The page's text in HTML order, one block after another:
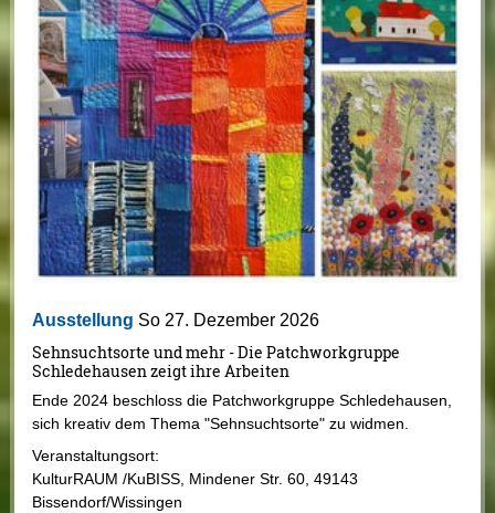
Ausstellung So 27. Dezember 2026
Veranstaltungsort:
KulturRAUM /KuBISS, Mindener Str. 60, 49143
Bissendorf/Wissingen
Sehnsuchtsorte und mehr - Die Patchworkgruppe
Schledehausen zeigt ihre Arbeiten
Ende 2024 beschloss die Patchworkgruppe Schledehausen,
sich kreativ dem Thema "Sehnsuchtsorte" zu widmen.